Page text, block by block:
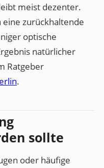
meist dezenter.
zurückhaltende
optische
natürlicher
Ratgeber
.
sollte
oder häufige